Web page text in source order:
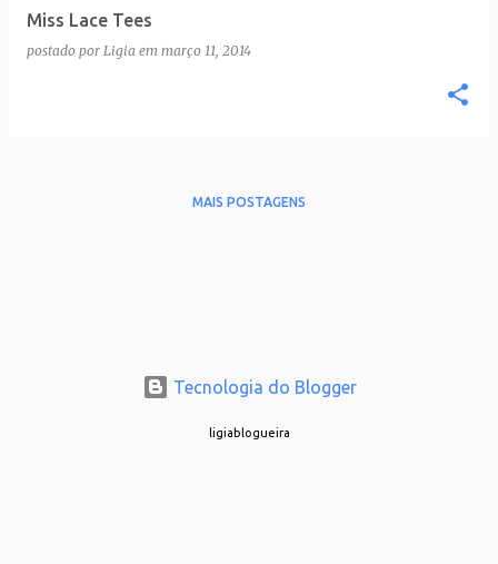
Miss Lace Tees
postado por Ligia em março 11, 2014
MAIS POSTAGENS
Tecnologia do Blogger
ligiablogueira